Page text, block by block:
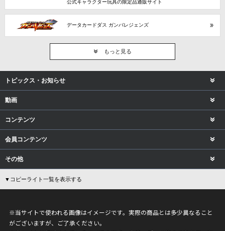
公式キャラクター玩具の限定品通販サイト
データカードダス ガンバレジェンズ
もっと見る
トピックス・お知らせ
動画
コンテンツ
会員コンテンツ
その他
▼コピーライト一覧を表示する
※当サイトで使われる画像はイメージです。実際の商品とは多少異なること
がございますが、ご了承ください。